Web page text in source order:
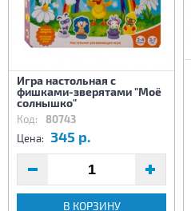
Игра настольная с
фишками-зверятами "Моё
солнышко"
Код: 80743
Цена: 345 р.
В КОРЗИНУ